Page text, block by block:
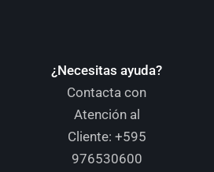
¿Necesitas ayuda?
Contacta con
Atención al
Cliente: +595
976530600